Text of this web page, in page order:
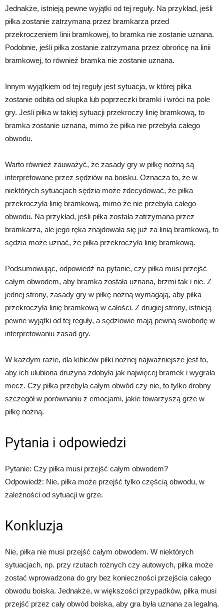
Jednakże, istnieją pewne wyjątki od tej reguły. Na przykład, jeśli
piłka zostanie zatrzymana przez bramkarza przed
przekroczeniem linii bramkowej, to bramka nie zostanie uznana.
Podobnie, jeśli piłka zostanie zatrzymana przez obrońcę na linii
bramkowej, to również bramka nie zostanie uznana.
Innym wyjątkiem od tej reguły jest sytuacja, w której piłka
zostanie odbita od słupka lub poprzeczki bramki i wróci na pole
gry. Jeśli piłka w takiej sytuacji przekroczy linię bramkową, to
bramka zostanie uznana, mimo że piłka nie przebyła całego
obwodu.
Warto również zauważyć, że zasady gry w piłkę nożną są
interpretowane przez sędziów na boisku. Oznacza to, że w
niektórych sytuacjach sędzia może zdecydować, że piłka
przekroczyła linię bramkową, mimo że nie przebyła całego
obwodu. Na przykład, jeśli piłka została zatrzymana przez
bramkarza, ale jego ręka znajdowała się już za linią bramkową, to
sędzia może uznać, że piłka przekroczyła linię bramkową.
Podsumowując, odpowiedź na pytanie, czy piłka musi przejść
całym obwodem, aby bramka została uznana, brzmi tak i nie. Z
jednej strony, zasady gry w piłkę nożną wymagają, aby piłka
przekroczyła linię bramkową w całości. Z drugiej strony, istnieją
pewne wyjątki od tej reguły, a sędziowie mają pewną swobodę w
interpretowaniu zasad gry.
W każdym razie, dla kibiców piłki nożnej najważniejsze jest to,
aby ich ulubiona drużyna zdobyła jak najwięcej bramek i wygrała
mecz. Czy piłka przebyła całym obwód czy nie, to tylko drobny
szczegół w porównaniu z emocjami, jakie towarzyszą grze w
piłkę nożną.
Pytania i odpowiedzi
Pytanie: Czy piłka musi przejść całym obwodem?
Odpowiedź: Nie, piłka może przejść tylko częścią obwodu, w
zależności od sytuacji w grze.
Konkluzja
Nie, piłka nie musi przejść całym obwodem. W niektórych
sytuacjach, np. przy rzutach rożnych czy autowych, piłka może
zostać wprowadzona do gry bez konieczności przejścia całego
obwodu boiska. Jednakże, w większości przypadków, piłka musi
przejść przez cały obwód boiska, aby gra była uznana za legalną.